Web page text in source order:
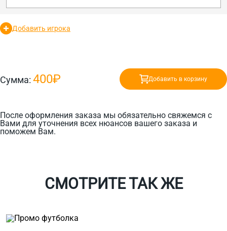
Добавить игрока
После оформления заказа мы обязательно свяжемся с
Вами для уточнения всех нюансов вашего заказа и
поможем Вам.
Сумма: 400₽ Добавить в корзину
СМОТРИТЕ ТАК ЖЕ